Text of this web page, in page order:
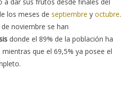
los meses de septiembre y octubre.
noviembre se han
donde el 89% de la población ha
que el 69,5% ya posee el